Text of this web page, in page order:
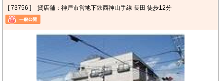
[ 73756 ] 貸店舗：神戸市営地下鉄西神山手線 長田 徒歩12分